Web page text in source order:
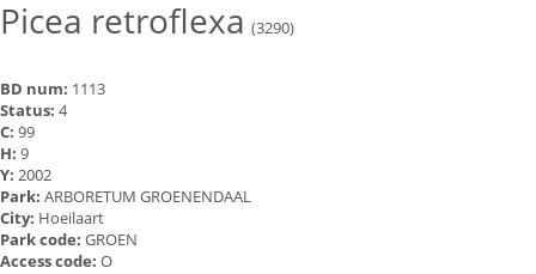
Picea retroflexa (3290)
BD num: 1113
Status: 4
C: 99
H: 9
Y: 2002
Park: ARBORETUM GROENENDAAL
City: Hoeilaart
Park code: GROEN
Access code: O